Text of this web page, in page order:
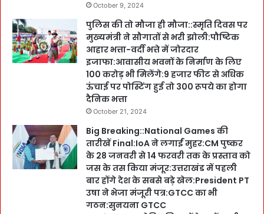
October 9, 2024
पुलिस की तो मौजा ही मौजा::स्मृति दिवस पर
मुख्यमंत्री ने सौगातों से भरी झोली:पौष्टिक
आहार भत्ता-वर्दी भत्ते में जोरदार
इजाफा:आवासीय भवनों के निर्माण के लिए
100 करोड़ भी मिलेंगे:9 हजार फीट से अधिक
ऊंचाई पर पोस्टिंग हुई तो 300 रूपये का होगा
दैनिक भत्ता
October 21, 2024
Big Breaking::National Games की
तारीखें Final:IoA ने लगाईं मुहर:CM पुष्कर
के 28 जनवरी से 14 फरवरी तक के प्रस्ताव को
जस के तस किया मंजूर:उत्तराखंड में पहली
बार होंगे देश के सबसे बड़े खेल:President PT
उषा ने भेजा मंजूरी पत्र:GTCC का भी
गठन:सुनयना GTCC